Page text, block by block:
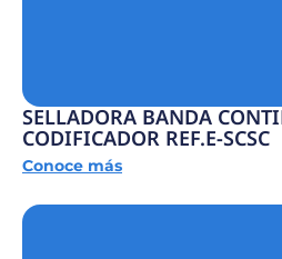
SELLADORA BANDA
CODIFICADOR REF.E-SCSC
Conoce más